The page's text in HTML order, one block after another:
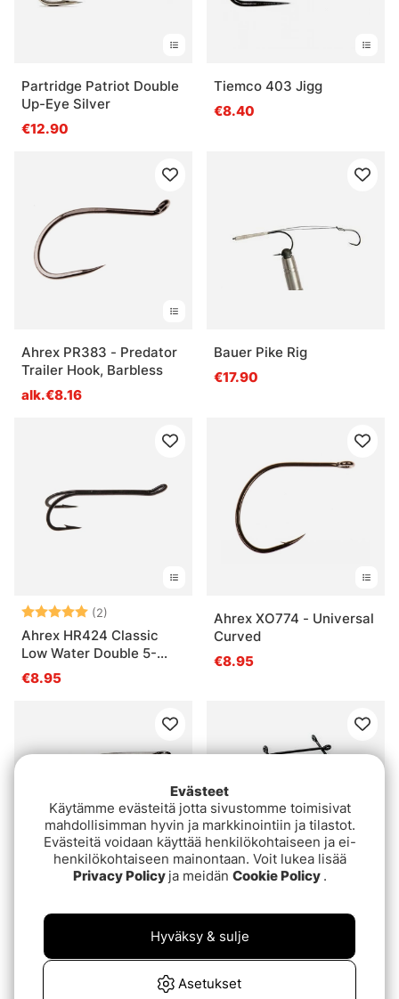
Partridge Patriot Double
Up-Eye Silver
€12.90
Tiemco 403 Jigg
€8.40
Ahrex PR383 - Predator
Trailer Hook, Barbless
alk.€8.16
Bauer Pike Rig
€17.90
Arvio: (2)
5.0 5:sta tähdestä
Ahrex HR424 Classic
Low Water Double 5-
pack
€8.95
Ahrex XO774 - Universal
Curved
€8.95
Klinkhammer 25kpl
Evästeet
Käytämme evästeitä jotta sivustomme toimisivat
mahdollisimman hyvin ja markkinointiin ja tilastot.
Evästeitä voidaan käyttää henkilökohtaiseen ja ei-
henkilökohtaiseen mainontaan. Voit lukea lisää
Privacy Policy ja meidän Cookie Policy .
Asetukset
Hyväksy & sulje